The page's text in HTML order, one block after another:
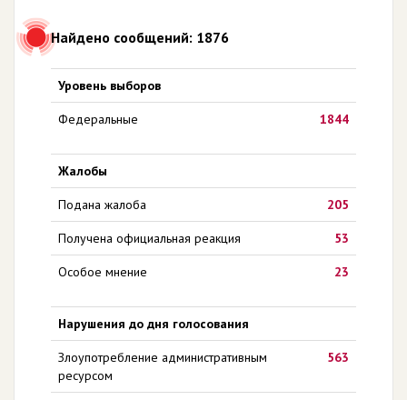
Найдено сообщений: 1876
Уровень выборов
Федеральные 1844
Жалобы
Подана жалоба 205
Получена официальная реакция 53
Особое мнение 23
Нарушения до дня голосования
Злоупотребление административным
ресурсом
563